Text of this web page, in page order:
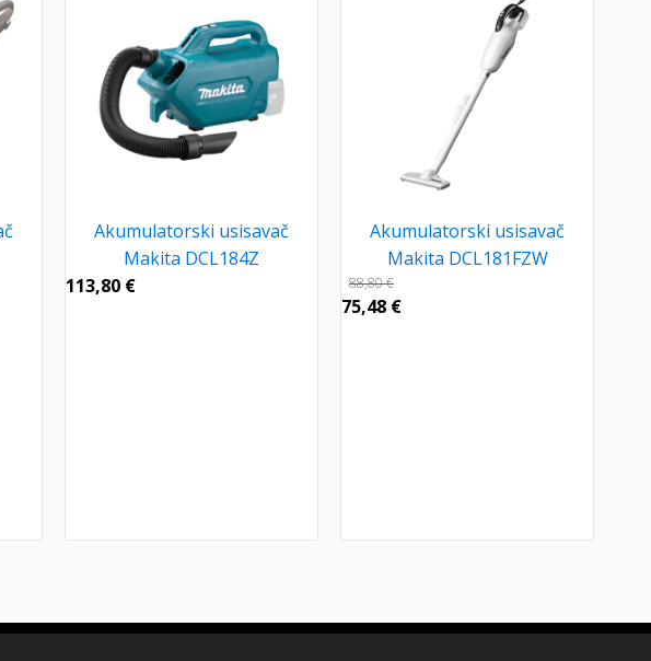
Akumulatorski usisavač
Makita DCL184Z
113,80 €
Akumulatorski usisavač
Makita DCL181FZW
88,80€
75,48 €